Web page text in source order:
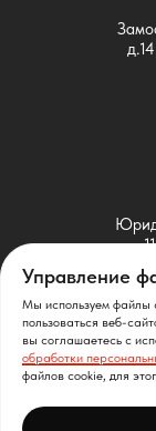
Управление
Мы используем файлы
пользоваться веб-
вы соглашаетесь с
обработки
файлов cookie, для
ООО